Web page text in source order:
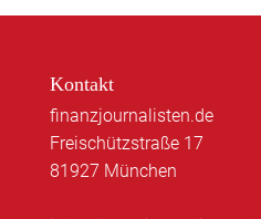
Kontakt
finanzjournalisten.de
Freischützstraße 17
81927 München